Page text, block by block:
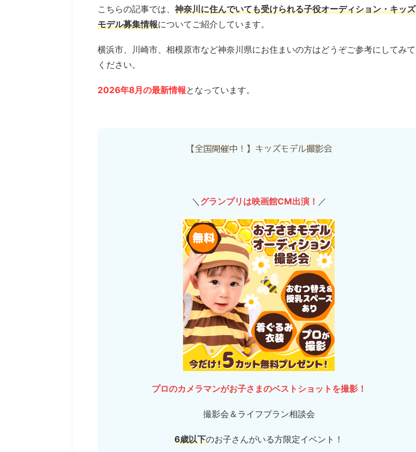
こちらの記事では、 神奈川に住んでいても受けられる子役オーディション・キッズ
モデル募集情報についてご紹介しています。
横浜市、川崎市、相模原市など神奈川県にお住まいの方はどうぞご参考にしてみて
ください。
2026年8月の最新情報 となっています。
【全国開催中！】キッズモデル撮影会
＼ グランプリは映画館CM出演！ ／
プロのカメラマンがお子さまのベストショットを撮影！
撮影会＆ライフプラン相談会
6歳以下のお子さんがいる方限定イベント！